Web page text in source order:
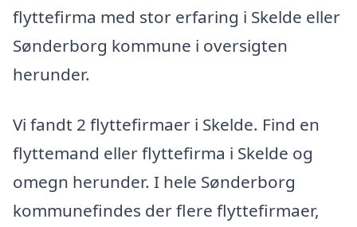
flyttefirma med stor erfaring i Skelde eller
Sønderborg kommune i oversigten
herunder.
Vi fandt 2 flyttefirmaer i Skelde. Find en
flyttemand eller flyttefirma i Skelde og
omegn herunder. I hele Sønderborg
kommunefindes der flere flyttefirmaer,